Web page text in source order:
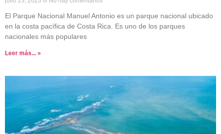
El Parque Nacional Manuel Antonio es un parque nacional ubicado
en la costa pacífica de Costa Rica. Es uno de los parques
nacionales más populares
Leer más... »